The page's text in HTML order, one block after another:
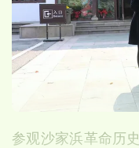
参观沙家浜革命历